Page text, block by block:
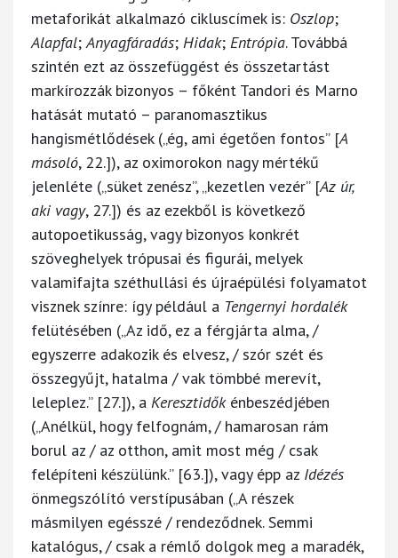
metaforikát alkalmazó cikluscímek is: Oszlop;
Alapfal; Anyagfáradás; Hidak; Entrópia. Továbbá
szintén ezt az összefüggést és összetartást
markírozzák bizonyos – főként Tandori és Marno
hatását mutató – paranomasztikus
hangismétlődések („ég, ami égetően fontos” [A
másoló, 22.]), az oximorokon nagy mértékű
jelenléte („süket zenész”, „kezetlen vezér” [Az úr,
aki vagy, 27.]) és az ezekből is következő
autopoetikusság, vagy bizonyos konkrét
szöveghelyek trópusai és figurái, melyek
valamifajta széthullási és újraépülési folyamatot
visznek színre: így például a Tengernyi hordalék
felütésében („Az idő, ez a férgjárta alma, /
egyszerre adakozik és elvesz, / szór szét és
összegyűjt, hatalma / vak tömbbé merevít,
leleplez.” [27.]), a Keresztidőkénbeszédjében
(„Anélkül, hogy felfognám, / hamarosan rám
borul az / az otthon, amit most még / csak
felépíteni készülünk.” [63.]), vagy épp az Idézés
önmegszólító verstípusában („A részek
másmilyen egésszé / rendeződnek. Semmi
katalógus, / csak a rémlő dolgok meg a maradék,